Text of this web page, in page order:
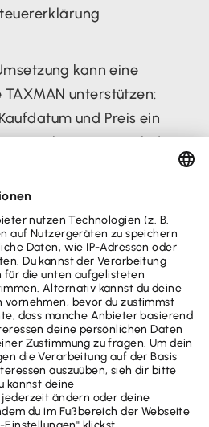
kann eine
unterstützen:
und Preis ein
automatisch die
die Abschreibungsbeträge.